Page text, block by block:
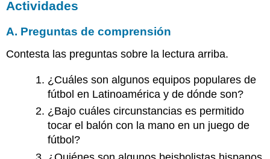
Actividades
A. Preguntas de comprensión
Contesta las preguntas sobre la lectura arriba.
¿Cuáles son algunos equipos populares de
fútbol en Latinoamérica y de dónde son?
¿Bajo cuáles circunstancias es permitido
tocar el balón con la mano en un juego de
fútbol?